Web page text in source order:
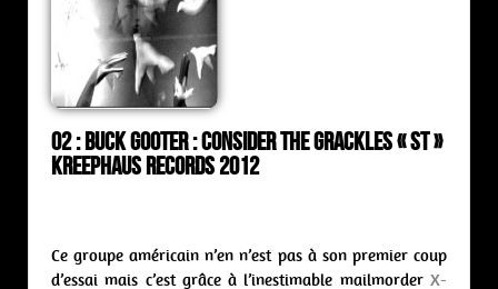
02 : Buck Gooter : consider the grackles « st »
Kreephaus Records 2012
Ce groupe américain n’en n’est pas à son premier coup
d’essai mais c’est grâce à l’inestimable mailmorder X-